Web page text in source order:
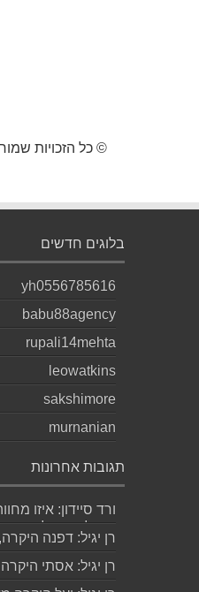
© כל הזכויות
בלוגים חדשים
yh0556785616
babu88agency
rupali14mehta
leowatkins
sakshimore
murnanian
תגובות אחרונות
ורד סיידון: איזו
כוח לכותב
רן יגיל: דפנה
הוא אכן משורר
רן יגיל: אסתי
ניכר כי השירים